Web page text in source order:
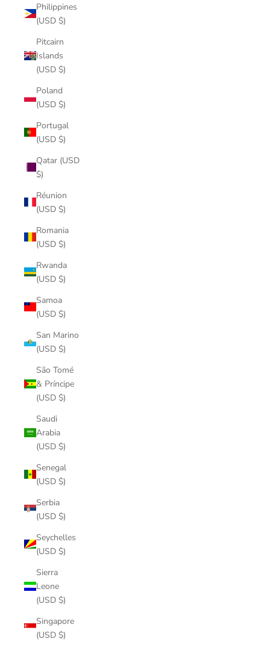
Philippines
(USD $)
Pitcairn
Islands
(USD $)
Poland
(USD $)
Portugal
(USD $)
Qatar (USD
$)
Réunion
(USD $)
Romania
(USD $)
Rwanda
(USD $)
Samoa
(USD $)
San Marino
(USD $)
São Tomé
& Príncipe
(USD $)
Saudi
Arabia
(USD $)
Senegal
(USD $)
Serbia
(USD $)
Seychelles
(USD $)
Sierra
Leone
(USD $)
Singapore
(USD $)